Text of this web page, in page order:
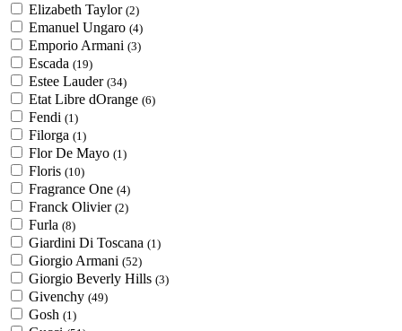
Elizabeth Taylor (2)
Emanuel Ungaro (4)
Emporio Armani (3)
Escada (19)
Estee Lauder (34)
Etat Libre dOrange (6)
Fendi (1)
Filorga (1)
Flor De Mayo (1)
Floris (10)
Fragrance One (4)
Franck Olivier (2)
Furla (8)
Giardini Di Toscana (1)
Giorgio Armani (52)
Giorgio Beverly Hills (3)
Givenchy (49)
Gosh (1)